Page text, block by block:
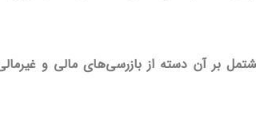
مشتمل بر آن دسته از بازرسی‌های مالی و